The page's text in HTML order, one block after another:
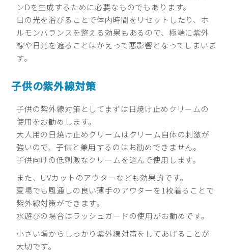
ンDを生成するために必要なものでもあります。
日の光を浴びることで体内時間をリセットしたり、ホ
ルモンバランスを整える効果もあるので、極端に紫外
線や日光を遮ることはかえって悪影響となってしまいま
す。
子供の紫外線対策
子供の紫外線対策としてまずは日焼け止めクリームの
使用をお勧めします。
大人用の日焼け止めクリームはクリーム自体の刺激が
強いので、子供と兼用するのはお勧めできません。
子供向けの低刺激なクリームを選んで使用します。
また、UVカットのアウターなども効果的です。
夏場でも風通しの良い薄手のアウターを1枚着ることで
紫外線対策ができます。
水遊びの場合はラッシュガードの使用がお勧めです。
小さい頃からしっかり紫外線対策をしてあげることが
大切です。